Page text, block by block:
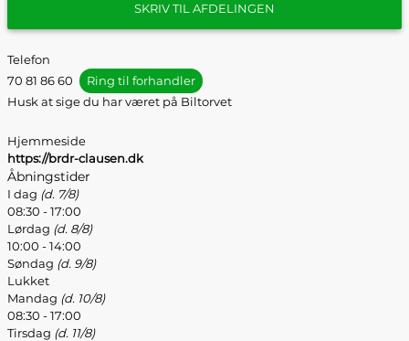
SKRIV TIL AFDELINGEN
Telefon
70 81 86 60
Ring til forhandler
Husk at sige du har været på Biltorvet
Hjemmeside
https://brdr-clausen.dk
Åbningstider
I dag (d. 7/8)
08:30 - 17:00
Lørdag (d. 8/8)
10:00 - 14:00
Søndag (d. 9/8)
Lukket
Mandag (d. 10/8)
08:30 - 17:00
Tirsdag (d. 11/8)